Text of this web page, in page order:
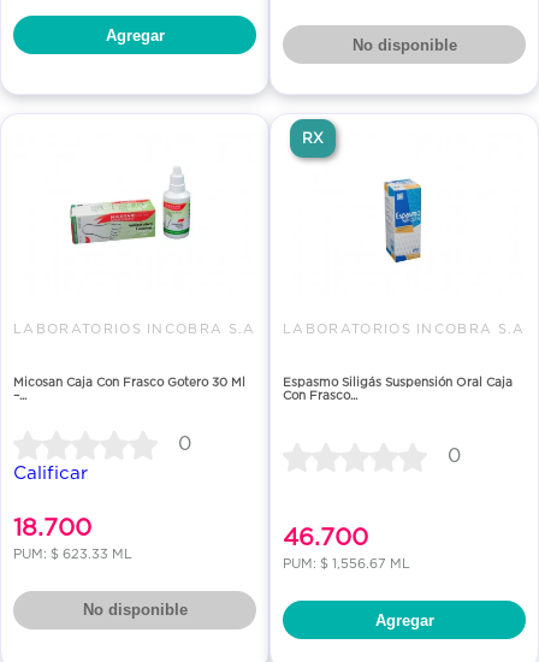
Agregar
No disponible
LABORATORIOS INCOBRA S.A
Micosan Caja Con Frasco Gotero 30 Ml
–...
0
Calificar
18.700
PUM: $ 623.33 ML
No disponible
LABORATORIOS INCOBRA S.A
Espasmo Siligás Suspensión Oral Caja
Con Frasco...
0
46.700
PUM: $ 1,556.67 ML
Agregar
RX